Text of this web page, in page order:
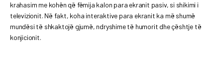
krahasim me kohën që fëmija kalon para ekranit pasiv, si shikimi i
televizionit. Në fakt, koha interaktive para ekranit ka më shumë
mundësi të shkaktojë gjumë, ndryshime të humorit dhe çështje të
konjicionit.